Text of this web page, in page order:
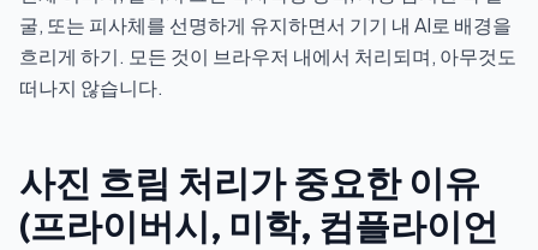
굴, 또는 피사체를 선명하게 유지하면서 기기 내 AI로 배경을
흐리게 하기. 모든 것이 브라우저 내에서 처리되며, 아무것도
떠나지 않습니다.
사진 흐림 처리가 중요한 이유
(프라이버시, 미학, 컴플라이언